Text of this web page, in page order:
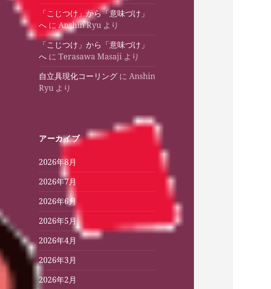
「こじつけ」から「意味づけ」
へ にAnshin Ryu より
「こじつけ」から「意味づけ」
へ にTerasawa Masaji より
自立具現化コーリング にAnshin
Ryu より
アーカイブ
2026年8月
2026年7月
2026年6月
2026年5月
2026年4月
2026年3月
2026年2月